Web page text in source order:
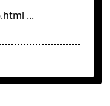
...